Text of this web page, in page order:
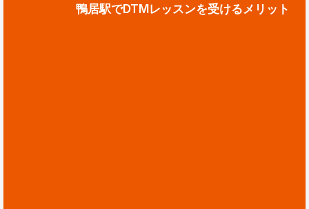
鴨居駅でDTMレッスンを受けるメリット